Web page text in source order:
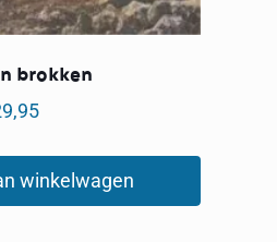
brokken
winkelwagen